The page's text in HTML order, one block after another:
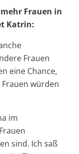
Frauen in
Katrin:
Frauen
eine Chance,
würden
im
sind. Ich saß